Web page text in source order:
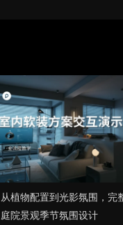
从植物配置到光影氛围，完
庭院景观季节氛围设计